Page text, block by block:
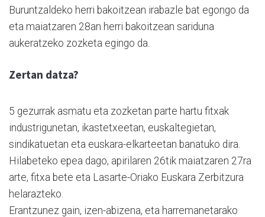
Buruntzaldeko herri bakoitzean irabazle bat egongo da
eta maiatzaren 28an herri bakoitzean sariduna
aukeratzeko zozketa egingo da.
Zertan datza?
5 gezurrak asmatu eta zozketan parte hartu fitxak
industrigunetan, ikastetxeetan, euskaltegietan,
sindikatuetan eta euskara-elkarteetan banatuko dira.
Hilabeteko epea dago, apirilaren 26tik maiatzaren 27ra
arte, fitxa bete eta Lasarte-Oriako Euskara Zerbitzura
helarazteko.
Erantzunez gain, izen-abizena, eta harremanetarako